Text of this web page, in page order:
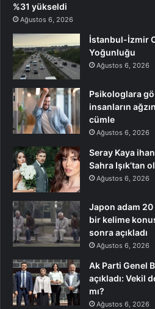
%31 yükseldi
Ağustos 6, 2026
İstanbul-İzmir
Yoğunluğu
Ağustos 6, 2026
Psikologlara
insanların
cümle
Ağustos 6, 2026
Seray Kaya
Sahra Işık’tan
Ağustos 6, 2026
Japon adam 20
bir kelime
sonra açıkladı
Ağustos 6, 2026
Ak Parti Genel
açıkladı: Vekil
mı?
Ağustos 6, 2026